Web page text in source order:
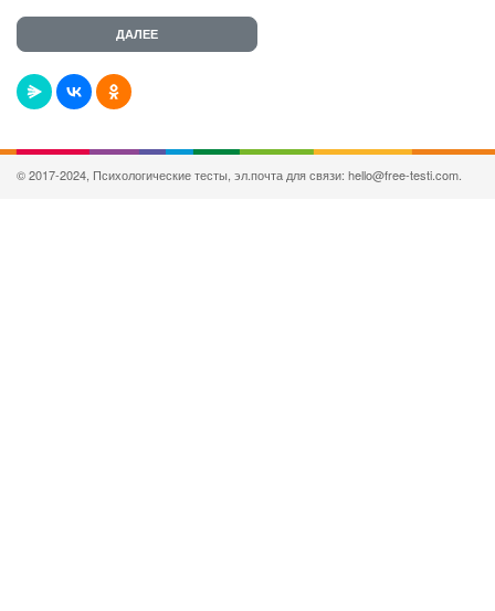
© 2017-2024, Психологические тесты, эл.почта для связи: hello@free-testi.com.